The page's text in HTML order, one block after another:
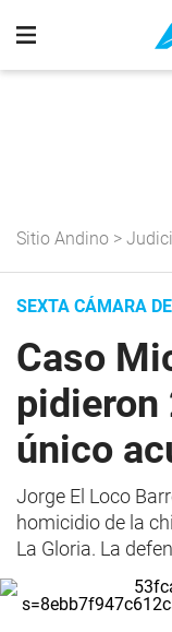
Sitio Andino >
SEXTA CÁMARA
Caso
pidieron
único
Jorge El Loco
homicidio de la
La Gloria. La